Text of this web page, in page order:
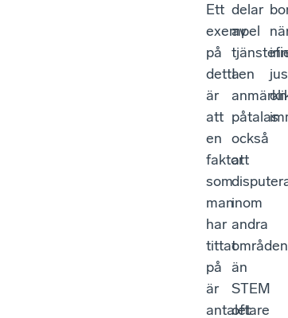
Ett
exempel
på
detta
är
att
en
faktor
som
man
har
tittat
på
är
antalet
delar
av
I en
påtalas
också
att
inom
andra
områden
än
STEM
oftare